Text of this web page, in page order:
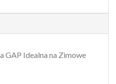
GAP Idealna na Zimowe